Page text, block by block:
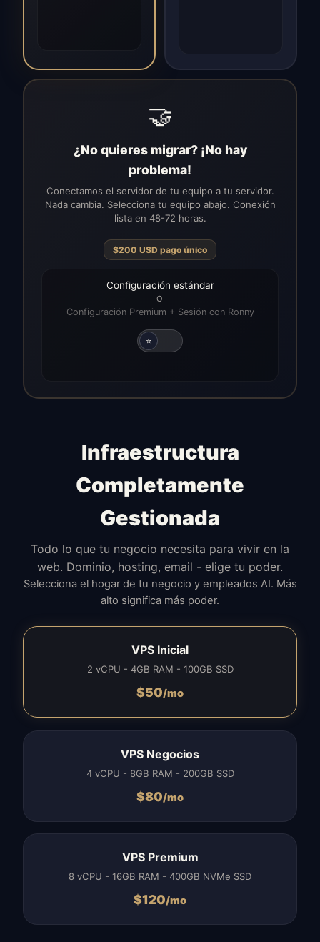
🤝
¿No quieres migrar? ¡No hay
problema!
Conectamos el servidor de tu equipo a tu servidor.
Nada cambia. Selecciona tu equipo abajo. Conexión
lista en 48-72 horas.
$200 USD pago único
Configuración estándar
O
Configuración Premium + Sesión con Ronny
⭐
Infraestructura
Completamente
Gestionada
Todo lo que tu negocio necesita para vivir en la
web. Dominio, hosting, email - elige tu poder.
Selecciona el hogar de tu negocio y empleados AI. Más
alto significa más poder.
VPS Inicial
2 vCPU - 4GB RAM - 100GB SSD
$50/mo
VPS Negocios
4 vCPU - 8GB RAM - 200GB SSD
$80/mo
VPS Premium
8 vCPU - 16GB RAM - 400GB NVMe SSD
$120/mo